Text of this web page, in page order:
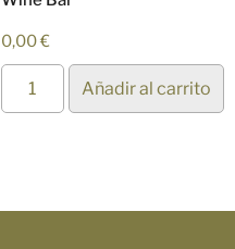
0,00€
Añadir al carrito